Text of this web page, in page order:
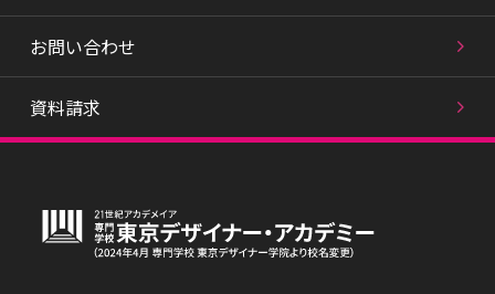
お問い合わせ
資料請求